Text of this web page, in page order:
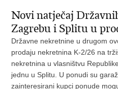
Novi natječaj
Zagrebu i Splitu u
Državne nekretnine u drugom
prodaju nekretnina K-2/26 na
nekretnina u vlasništvu
jednu u Splitu. U ponudi su
zainteresirani kupci ponude